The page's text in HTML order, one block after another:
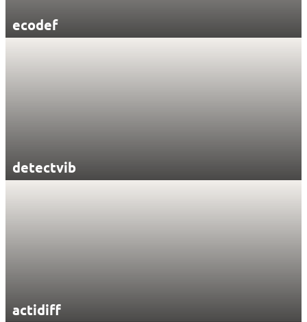
ecodef
detectvib
actidiff